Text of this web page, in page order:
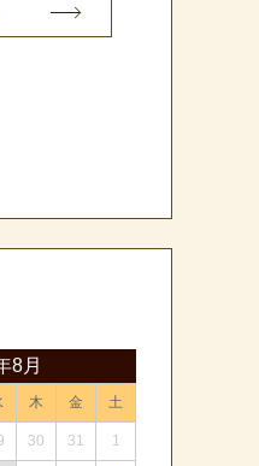
8月
木 金 土
30 31 1